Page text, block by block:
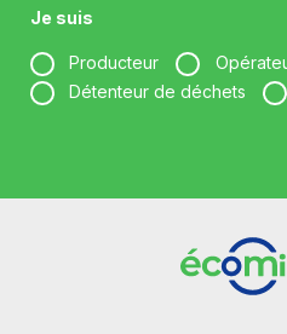
Je suis
Producteur
Détenteur de déchets
Votre fonction *